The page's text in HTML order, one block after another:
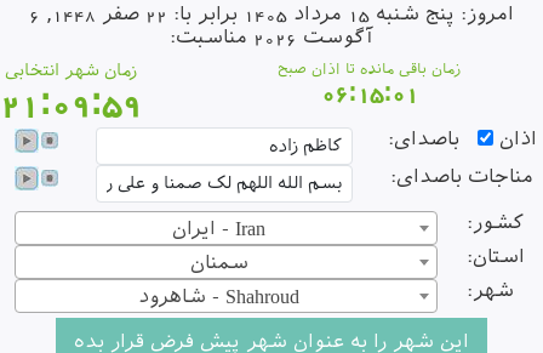
امروز: پنج شنبه 15 مرداد 1405 برابر با: 22 صفر 1448, 6
آگوست 2026 مناسبت:
زمان باقی مانده تا اذان صبح
06:15:01
زمان شهر انتخابی
21:09:59
باصدای:
باصدای:
کشور:
ایران - Iran
استان:
سمنان
شهر:
شاهرود - Shahroud